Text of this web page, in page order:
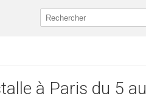
à Paris du 5 au